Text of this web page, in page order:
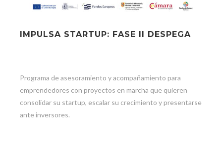
IMPULSA STARTUP: FASE II DESPEGA
Programa de asesoramiento y acompañamiento para
emprendedores con proyectos en marcha que quieren
consolidar su startup, escalar su crecimiento y presentarse
ante inversores.